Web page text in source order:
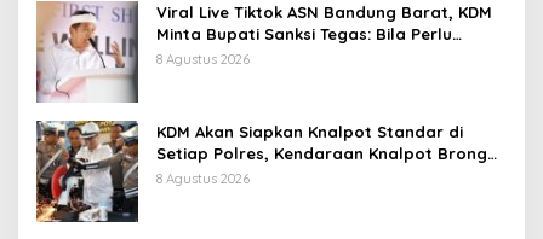
Viral Live Tiktok ASN Bandung Barat, KDM
Minta Bupati Sanksi Tegas: Bila Perlu
Pemberhentian
8 Agustus 2026
KDM Akan Siapkan Knalpot Standar di
Setiap Polres, Kendaraan Knalpot Brong
Tertangkap Langsung Ganti
8 Agustus 2026